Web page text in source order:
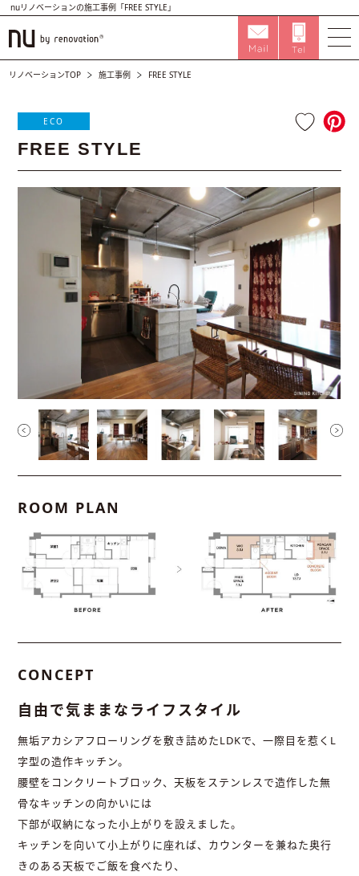
nuリノベーションの施工事例「FREE STYLE」
リノベーションTOP 施工事例 FREE STYLE
ECO
FREE STYLE
ROOM PLAN
CONCEPT
自由で気ままなライフスタイル
無垢アカシアフローリングを敷き詰めたLDKで、一際目を惹くL
字型の造作キッチン。
腰壁をコンクリートブロック、天板をステンレスで造作した無
骨なキッチンの向かいには
下部が収納になった小上がりを設えました。
キッチンを向いて小上がりに座れば、カウンターを兼ねた奥行
きのある天板でご飯を食べたり、